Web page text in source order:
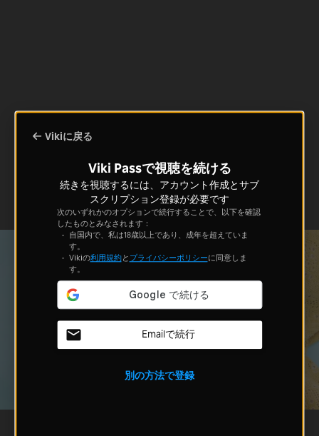
Vikiに戻る
Viki Passで視聴を続ける
続きを視聴するには、アカウント作成とサブ
スクリプション登録が必要です
次のいずれかのオプションで続行することで、以下を確認
したものとみなされます：
自国内で、私は18歳以上であり、成年を超えていま
す。
Vikiの利用規約と プライバシーポリシーに同意しま
す。
Emailで続行
別の方法で登録